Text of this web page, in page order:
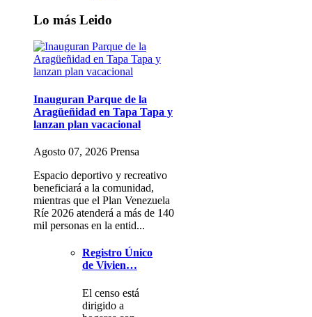
Lo más Leido
Inauguran Parque de la
Aragüeñidad en Tapa Tapa y
lanzan plan vacacional
Agosto 07, 2026 Prensa
Espacio deportivo y recreativo
beneficiará a la comunidad,
mientras que el Plan Venezuela
Ríe 2026 atenderá a más de 140
mil personas en la entid...
Registro Único
de Vivien…
El censo está
dirigido a